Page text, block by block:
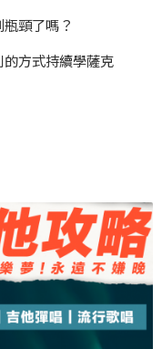
頸了嗎？
方式持續學薩克